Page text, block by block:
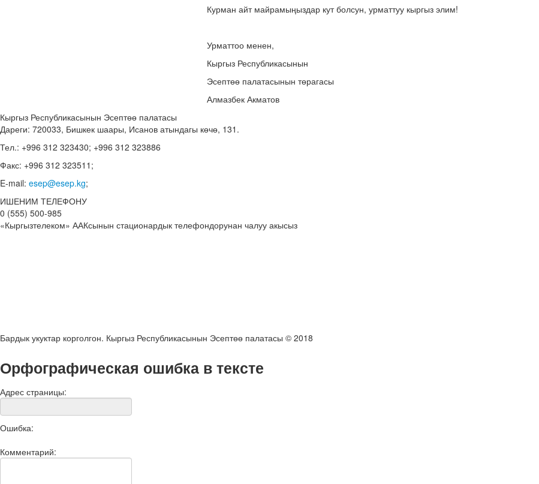
Курман айт майрамыңыздар кут болсун, урматтуу кыргыз элим!
Урматтоо менен,
Кыргыз Республикасынын
Эсептөө палатасынын төрагасы
Алмазбек Акматов
Кыргыз Республикасынын Эсептөө палатасы
Дареги: 720033, Бишкек шаары, Исанов атындагы көчө, 131.
Тел.: +996 312 323430; +996 312 323886
Факс: +996 312 323511;
E-mail: esep@esep.kg;
ИШЕНИМ ТЕЛЕФОНУ
0 (555) 500-985
«Кыргызтелеком» ААКсынын стационардык телефондорунан чалуу акысыз
Бардык укуктар корголгон. Кыргыз Республикасынын Эсептөө палатасы © 2018
Орфографическая ошибка в тексте
Адрес страницы:
Ошибка:
Комментарий: